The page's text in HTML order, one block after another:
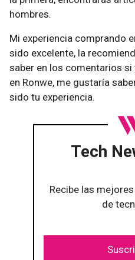
hombres.
Mi experiencia comprando
sido excelente, la
saber en los comentarios
en Ronwe, me gustaría
sido tu experiencia.
Tech
Recibe las
de